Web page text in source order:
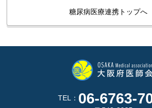
糖尿病医療連携トップへ
TEL： 06-6763-